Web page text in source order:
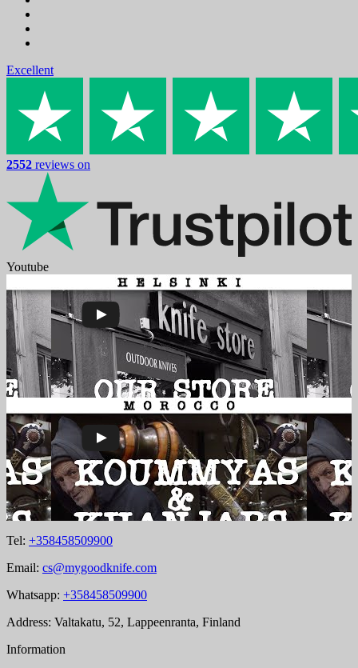
Excellent
2552 reviews on
Youtube
Tel: +358458509900
Email: cs@mygoodknife.com
Whatsapp: +358458509900
Address: Valtakatu, 52, Lappeenranta, Finland
Information